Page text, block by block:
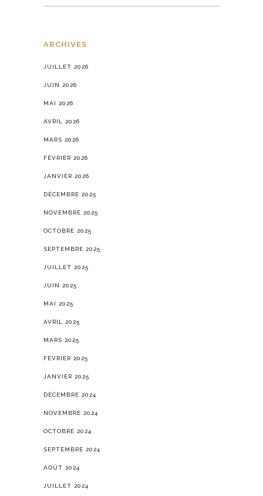
ARCHIVES
JUILLET 2026
JUIN 2026
MAI 2026
AVRIL 2026
MARS 2026
FÉVRIER 2026
JANVIER 2026
DÉCEMBRE 2025
NOVEMBRE 2025
OCTOBRE 2025
SEPTEMBRE 2025
JUILLET 2025
JUIN 2025
MAI 2025
AVRIL 2025
MARS 2025
FÉVRIER 2025
JANVIER 2025
DÉCEMBRE 2024
NOVEMBRE 2024
OCTOBRE 2024
SEPTEMBRE 2024
AOÛT 2024
JUILLET 2024